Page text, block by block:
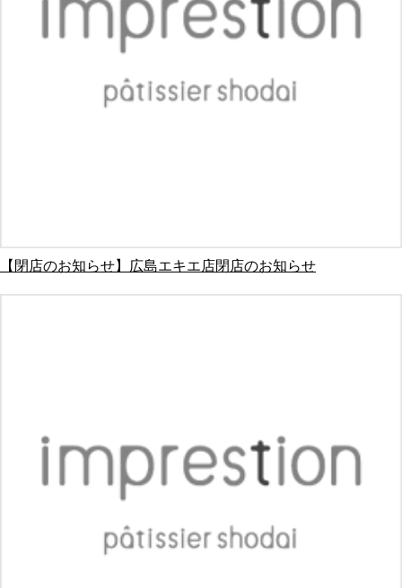
【閉店のお知らせ】広島エキエ店閉店のお知らせ